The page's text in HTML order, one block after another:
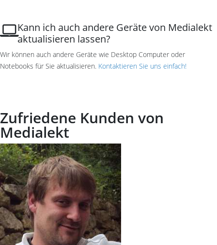
Kann ich auch andere Geräte von Medialekt
aktualisieren lassen?
Wir können auch andere Geräte wie Desktop Computer oder
Notebooks für Sie aktualisieren. Kontaktieren Sie uns einfach!
Zufriedene Kunden von
Medialekt